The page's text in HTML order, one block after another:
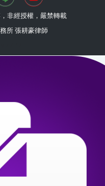
非經授權，嚴禁轉載
所 張耕豪律師